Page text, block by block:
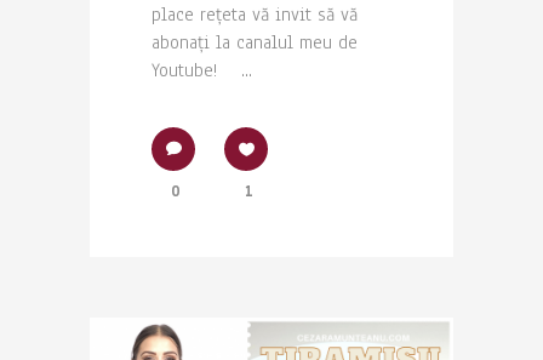
place rețeta vă invit să vă
abonați la canalul meu de
Youtube! ...
0 1